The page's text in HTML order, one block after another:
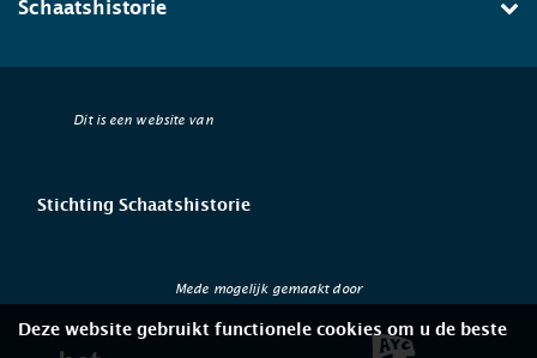
Schaatshistorie
Dit is een website van
Stichting Schaatshistorie
Mede mogelijk gemaakt door
Deze website gebruikt functionele cookies om u de beste